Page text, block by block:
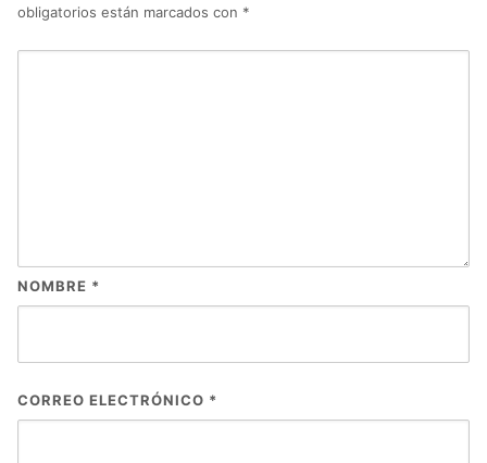
obligatorios están marcados con *
NOMBRE *
CORREO ELECTRÓNICO *